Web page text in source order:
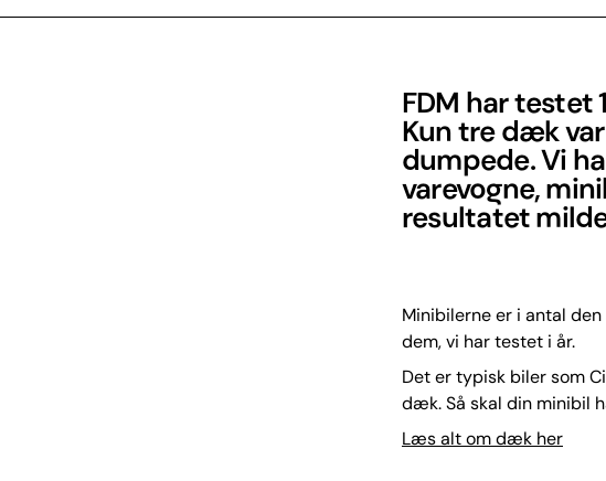
FDM har testet
Kun tre dæk
dumpede. Vi
varevogne,
resultatet
Minibilerne er i antal
dem, vi har testet i år.
Det er typisk biler som
dæk. Så skal din minibil
Læs alt om dæk her